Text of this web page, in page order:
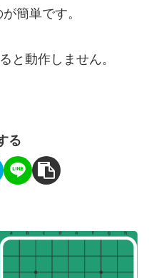
簡単です。
と動作しません。
る